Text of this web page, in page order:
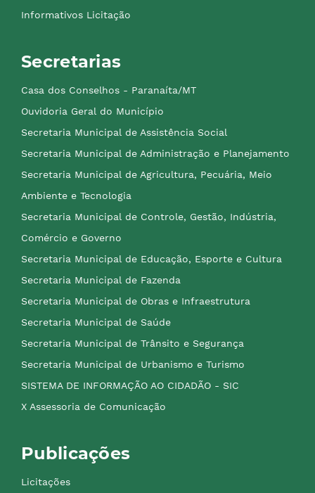
Informativos Licitação
Secretarias
Casa dos Conselhos - Paranaíta/MT
Ouvidoria Geral do Município
Secretaria Municipal de Assistência Social
Secretaria Municipal de Administração e Planejamento
Secretaria Municipal de Agricultura, Pecuária, Meio
Ambiente e Tecnologia
Secretaria Municipal de Controle, Gestão, Indústria,
Comércio e Governo
Secretaria Municipal de Educação, Esporte e Cultura
Secretaria Municipal de Fazenda
Secretaria Municipal de Obras e Infraestrutura
Secretaria Municipal de Saúde
Secretaria Municipal de Trânsito e Segurança
Secretaria Municipal de Urbanismo e Turismo
SISTEMA DE INFORMAÇÃO AO CIDADÃO - SIC
X Assessoria de Comunicação
Publicações
Licitações